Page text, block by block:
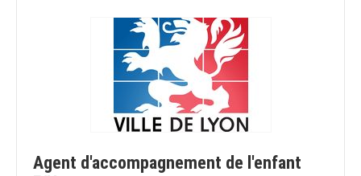
Agent d'accompagnement de l'enfant